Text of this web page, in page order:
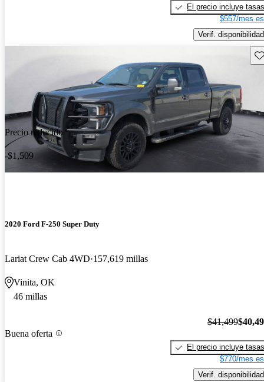
El precio incluye tasas
$557/mes
Verif. disponibilidad
Precio reducido
-$1,509
2020 Ford F-250 Super Duty
Lariat Crew Cab 4WD 157,619 millas
Vinita, OK
46 millas
Buena oferta
$41,499
El precio incluye tasas
$770/mes
Verif. disponibilidad